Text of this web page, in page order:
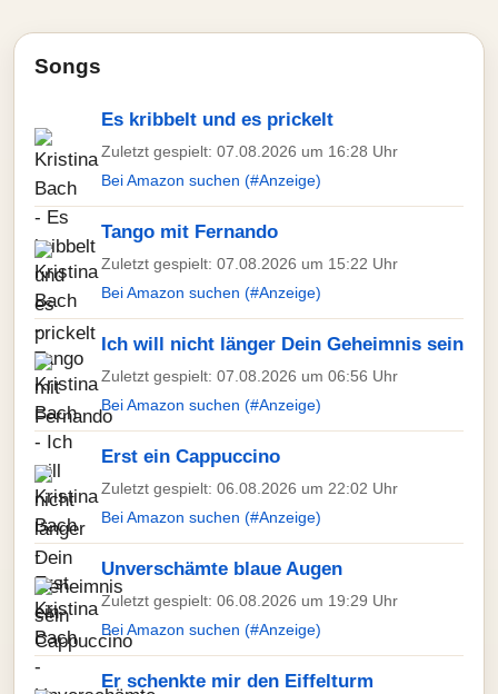
Songs
Es kribbelt und es prickelt
Zuletzt gespielt: 07.08.2026 um 16:28 Uhr
Bei Amazon suchen (#Anzeige)
Tango mit Fernando
Zuletzt gespielt: 07.08.2026 um 15:22 Uhr
Bei Amazon suchen (#Anzeige)
Ich will nicht länger Dein Geheimnis sein
Zuletzt gespielt: 07.08.2026 um 06:56 Uhr
Bei Amazon suchen (#Anzeige)
Erst ein Cappuccino
Zuletzt gespielt: 06.08.2026 um 22:02 Uhr
Bei Amazon suchen (#Anzeige)
Unverschämte blaue Augen
Zuletzt gespielt: 06.08.2026 um 19:29 Uhr
Bei Amazon suchen (#Anzeige)
Er schenkte mir den Eiffelturm